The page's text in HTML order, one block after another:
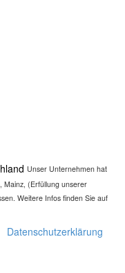
Unser Unternehmen hat
Mainz, (Erfüllung unserer
Weitere Infos finden Sie auf
Datenschutzerklärung